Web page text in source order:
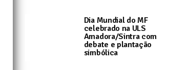
Dia Mundial do MF
celebrado na ULS
Amadora/Sintra com
debate e plantação
simbólica